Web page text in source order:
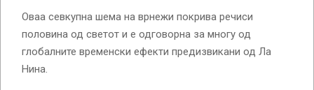
Оваа севкупна шема на врнежи покрива речиси
половина од светот и е одговорна за многу од
глобалните временски ефекти предизвикани од Ла
Нина.